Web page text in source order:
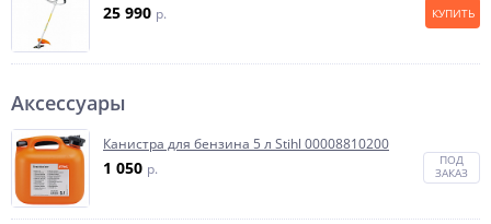
25 990 p. КУПИТЬ
Аксессуары
Канистра для бензина 5 л Stihl 00008810200
1 050 p.
ПОД
ЗАКАЗ